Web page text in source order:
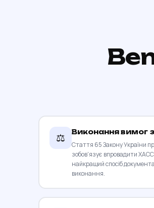
⚖️ Виконання вимог
Стаття 65 Закону України
зобов'язує впровадити
найкращий спосіб
виконання.